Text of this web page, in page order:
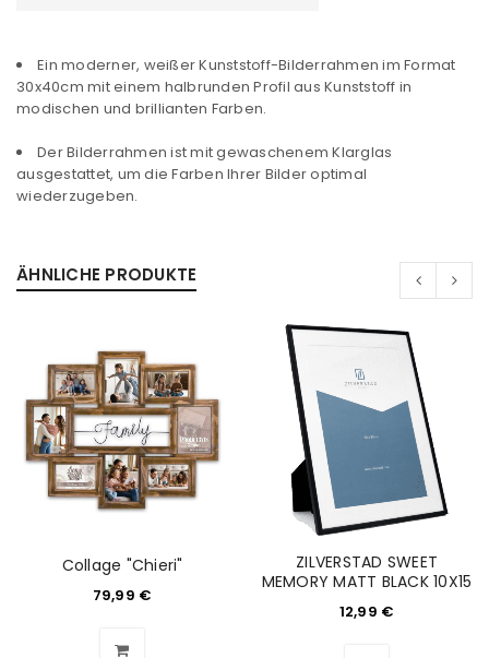
ANMELDEN
Ein moderner, weißer Kunststoff-Bilderrahmen im Format
30x40cm mit einem halbrunden Profil aus Kunststoff in
modischen und brillianten Farben.
Der Bilderrahmen ist mit gewaschenem Klarglas
ausgestattet, um die Farben Ihrer Bilder optimal
wiederzugeben.
ÄHNLICHE PRODUKTE
Collage "Chieri"
79,99 €
ZILVERSTAD SWEET
MEMORY MATT BLACK 10X15
12,99 €